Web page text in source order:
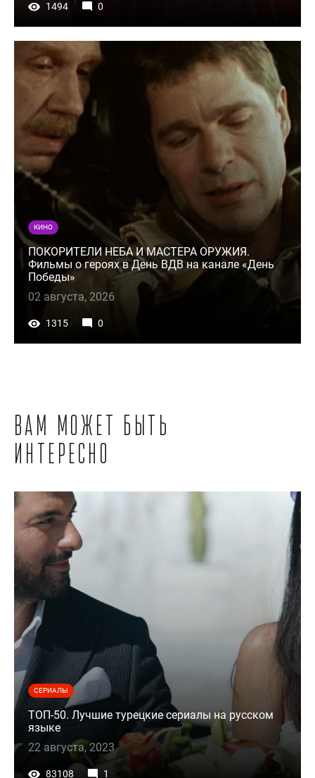
1494 0
КИНО
ПОКОРИТЕЛИ НЕБА И МАСТЕРА ОРУЖИЯ.
Фильмы о героях в День ВДВ на канале «День
Победы»
02 августа, 2026
1315 0
Вам может быть
интересно
СЕРИАЛЫ
ТОП-50. Лучшие турецкие сериалы на русском
языке
22 августа, 2023
83108 1